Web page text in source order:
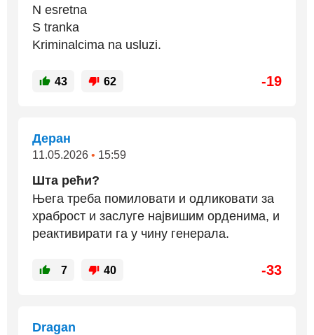
N esretna
S tranka
Kriminalcima na usluzi.
43 62 -19
Деран
11.05.2026 • 15:59
Шта рећи?
Њега треба помиловати и одликовати за
храброст и заслуге највишим орденима, и
реактивирати га у чину генерала.
7 40 -33
Dragan